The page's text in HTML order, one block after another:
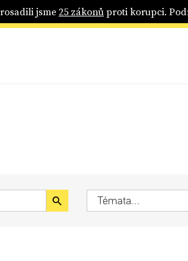
jsme25 zákonůproti korupci.